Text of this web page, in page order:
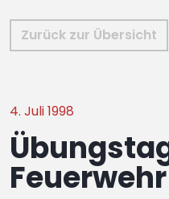
Zurück zur Übersicht
4. Juli 1998